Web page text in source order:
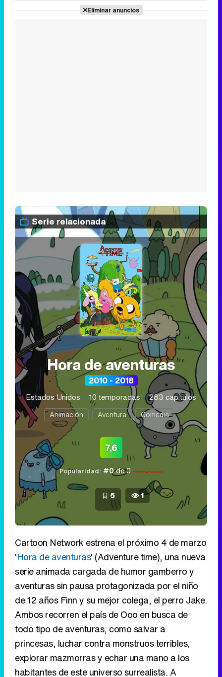
Eliminar anuncios
Serie relacionada
Hora de aventuras
2010 - 2018
Estados Unidos 10 temporadas 283 capítulos
Animación Aventura Comedia
7,6
Popularidad: #0de 0
5 1
Cartoon Network estrena el próximo 4 de marzo
'Hora de aventuras' (Adventure time), una nueva
serie animada cargada de humor gamberro y
aventuras sin pausa protagonizada por el niño
de 12 años Finn y su mejor colega, el perro Jake.
Ambos recorren el país de Ooo en busca de
todo tipo de aventuras, como salvar a
princesas, luchar contra monstruos terribles,
explorar mazmorras y echar una mano a los
habitantes de este universo surrealista. A